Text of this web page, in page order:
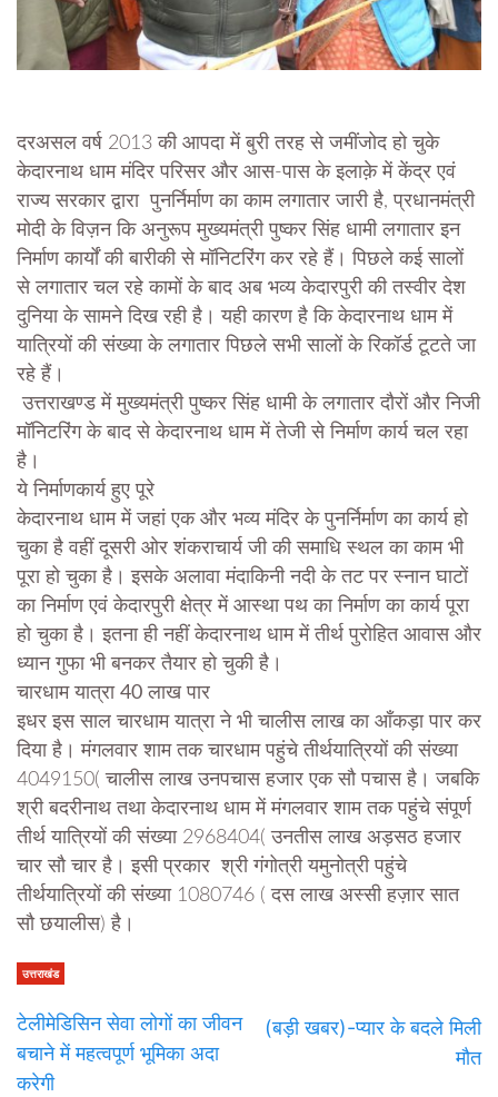
दरअसल वर्ष 2013 की आपदा में बुरी तरह से जमींजोद हो चुके
केदारनाथ धाम मंदिर परिसर और आस-पास के इलाक़े में केंद्र एवं
राज्य सरकार द्वारा पुनर्निर्माण का काम लगातार जारी है, प्रधानमंत्री
मोदी के विज़न कि अनुरूप मुख्यमंत्री पुष्कर सिंह धामी लगातार इन
निर्माण कार्यों की बारीकी से मॉनिटरिंग कर रहे हैं। पिछले कई सालों
से लगातार चल रहे कामों के बाद अब भव्य केदारपुरी की तस्वीर देश
दुनिया के सामने दिख रही है। यही कारण है कि केदारनाथ धाम में
यात्रियों की संख्या के लगातार पिछले सभी सालों के रिकॉर्ड टूटते जा
रहे हैं।
उत्तराखण्ड में मुख्यमंत्री पुष्कर सिंह धामी के लगातार दौरों और निजी
मॉनिटरिंग के बाद से केदारनाथ धाम में तेजी से निर्माण कार्य चल रहा
है।
ये निर्माणकार्य हुए पूरे
केदारनाथ धाम में जहां एक और भव्य मंदिर के पुनर्निर्माण का कार्य हो
चुका है वहीं दूसरी ओर शंकराचार्य जी की समाधि स्थल का काम भी
पूरा हो चुका है। इसके अलावा मंदाकिनी नदी के तट पर स्नान घाटों
का निर्माण एवं केदारपुरी क्षेत्र में आस्था पथ का निर्माण का कार्य पूरा
हो चुका है। इतना ही नहीं केदारनाथ धाम में तीर्थ पुरोहित आवास और
ध्यान गुफा भी बनकर तैयार हो चुकी है।
चारधाम यात्रा 40 लाख पार
इधर इस साल चारधाम यात्रा ने भी चालीस लाख का आँकड़ा पार कर
दिया है। मंगलवार शाम तक चारधाम पहुंचे तीर्थयात्रियों की संख्या
4049150( चालीस लाख उनपचास हजार एक सौ पचास है। जबकि
श्री बदरीनाथ तथा केदारनाथ धाम में मंगलवार शाम तक पहुंचे संपूर्ण
तीर्थ यात्रियों की संख्या 2968404( उनतीस लाख अड़सठ हजार
चार सौ चार है। इसी प्रकार श्री गंगोत्री यमुनोत्री पहुंचे
तीर्थयात्रियों की संख्या 1080746 ( दस लाख अस्सी हज़ार सात
सौ छयालीस) है।
उत्तराखंड
टेलीमेडिसिन सेवा लोगों का जीवन
बचाने में महत्वपूर्ण भूमिका अदा
करेगी
(बड़ी खबर)-प्यार के बदले मिली
मौत